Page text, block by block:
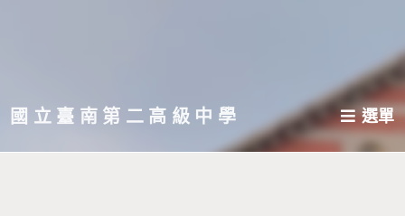
主國立臺南第二高級中學 選單